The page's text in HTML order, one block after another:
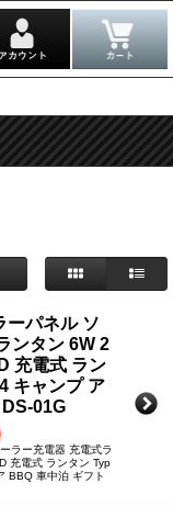
ーパネル ソ
ンタン 6W 2
充電式 ラン
キャンプ ア
01G
ラー充電器 充電式ラ
充電式 ランタン Typ
BBQ 車中泊 ギフト